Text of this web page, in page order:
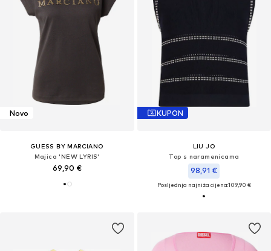
Novo
GUESS BY MARCIANO
Majica 'NEW LYRIS'
69,90 €
KUPON
LIU JO
Top s naramenicama
98,91 €
Posljednja najniža cijena:109,90 €